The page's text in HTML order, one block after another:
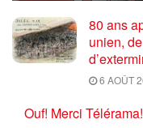
80 ans
unien,
6 AOÛT
Ouf! Merci